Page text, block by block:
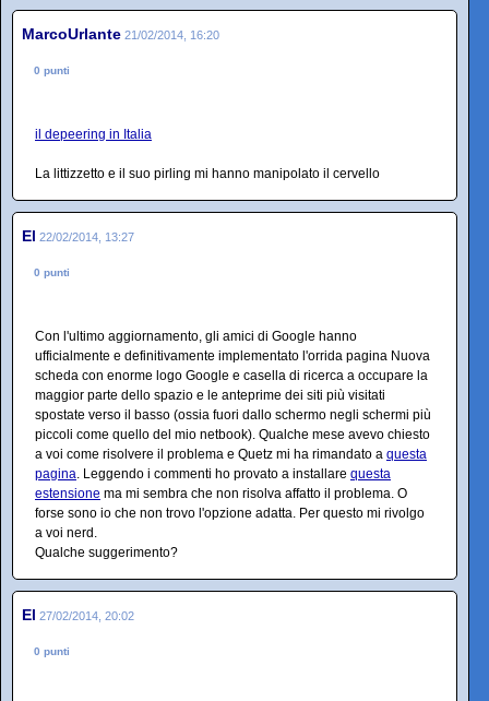
MarcoUrlante 21/02/2014, 16:20
0 punti
il depeering in Italia
La littizzetto e il suo pirling mi hanno manipolato il cervello
El 22/02/2014, 13:27
0 punti
Con l'ultimo aggiornamento, gli amici di Google hanno
ufficialmente e definitivamente implementato l'orrida pagina Nuova
scheda con enorme logo Google e casella di ricerca a occupare la
maggior parte dello spazio e le anteprime dei siti più visitati
spostate verso il basso (ossia fuori dallo schermo negli schermi più
piccoli come quello del mio netbook). Qualche mese avevo chiesto
a voi come risolvere il problema e Quetz mi ha rimandato a questa
pagina. Leggendo i commenti ho provato a installare questa
estensione ma mi sembra che non risolva affatto il problema. O
forse sono io che non trovo l'opzione adatta. Per questo mi rivolgo
a voi nerd.
Qualche suggerimento?
El 27/02/2014, 20:02
0 punti